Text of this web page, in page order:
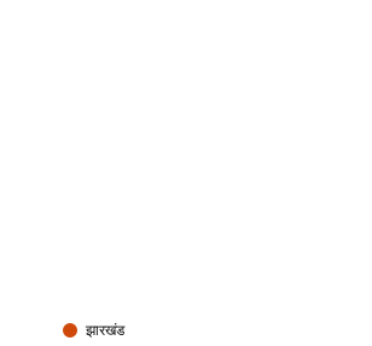
झारखंड